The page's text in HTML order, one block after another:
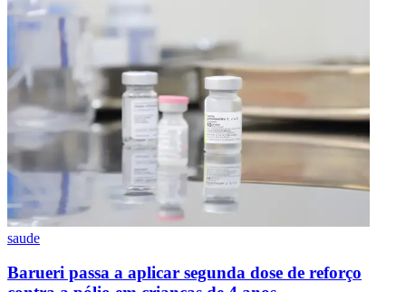
São Paulo
saude
Barueri passa a aplicar segunda dose de reforço